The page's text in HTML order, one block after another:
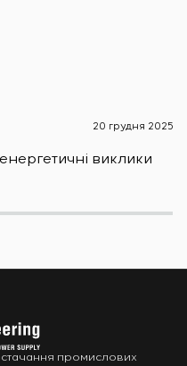
20 грудня 2025
виклики
промислових